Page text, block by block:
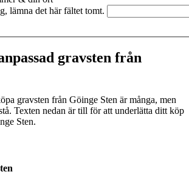
lämna det här fältet tomt.
gravsten från
gravsten från Göinge Sten är många, men
Texten nedan är till för att underlätta ditt köp
Sten.